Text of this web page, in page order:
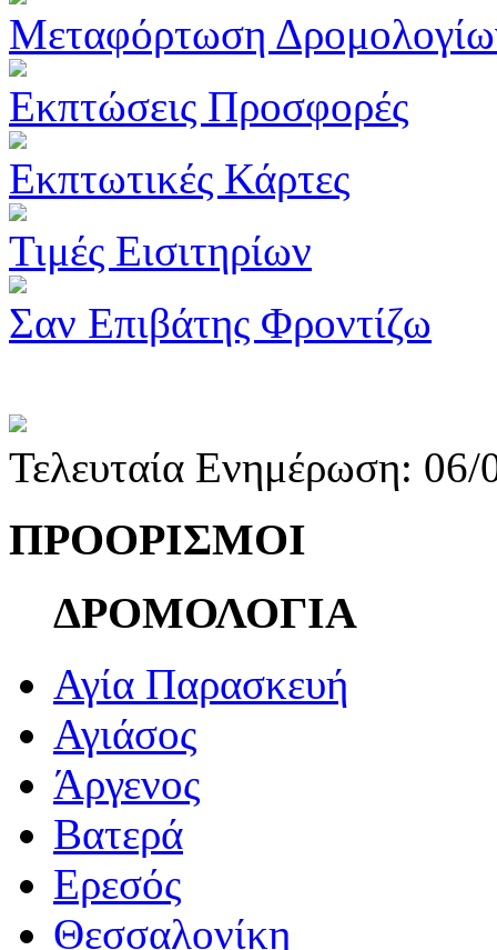
Μεταφόρτωση
Εκπτώσεις Προσφορές
Εκπτωτικές Κάρτες
Τιμές Εισιτηρίων
Σαν Επιβάτης Φροντίζω
Τελευταία Ενημέρωση:
ΠΡΟΟΡΙΣΜΟΙ
ΔΡΟΜΟΛΟΓΙΑ
Αγία Παρασκευή
Αγιάσος
Άργενος
Βατερά
Ερεσός
Θεσσαλονίκη